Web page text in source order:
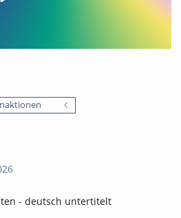
- deutsch untertitelt